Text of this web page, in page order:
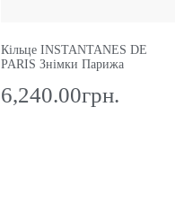
Кільце INSTANTANES DE
PARIS Знімки Парижа
6,240.00грн.